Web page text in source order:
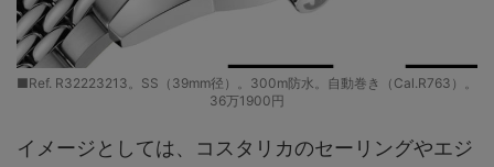
■Ref. R32223213。SS（39mm径）。300m防水。自動巻き（Cal.R763）。
36万1900円
イメージとしては、コスタリカのセーリングやエジ